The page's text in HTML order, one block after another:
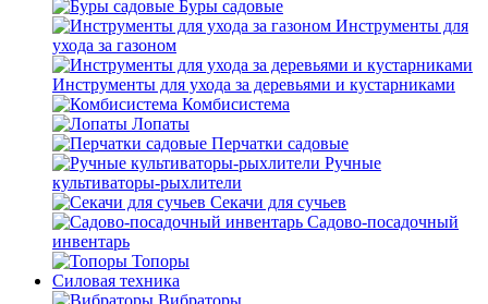
Буры садовые
Инструменты для
ухода за газоном
Инструменты для ухода за деревьями и кустарниками
Комбисистема
Лопаты
Перчатки садовые
Ручные
культиваторы-рыхлители
Секачи для сучьев
Садово-посадочный
инвентарь
Топоры
Силовая техника
Вибраторы